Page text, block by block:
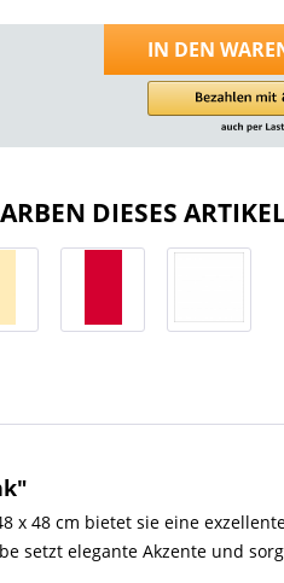
IN DEN
DIESES
x 48 cm bietet sie eine
setzt elegante Akzente und